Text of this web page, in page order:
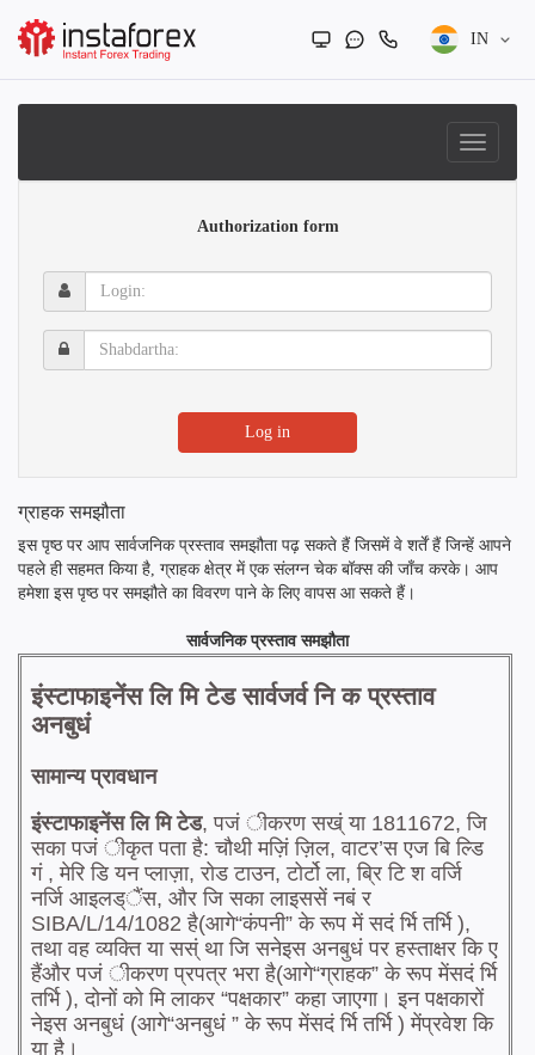
IN
Authorization form
Login:
Shabdartha:
Log in
ग्राहक समझौता
इस पृष्ठ पर आप सार्वजनिक प्रस्ताव समझौता पढ़ सकते हैं जिसमें वे शर्तें हैं जिन्हें आपने
पहले ही सहमत किया है, ग्राहक क्षेत्र में एक संलग्न चेक बॉक्स की जाँच करके। आप
हमेशा इस पृष्ठ पर समझौते का विवरण पाने के लिए वापस आ सकते हैं।
सार्वजनिक प्रस्ताव समझौता